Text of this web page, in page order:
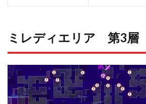
ミレディエリア 第3層